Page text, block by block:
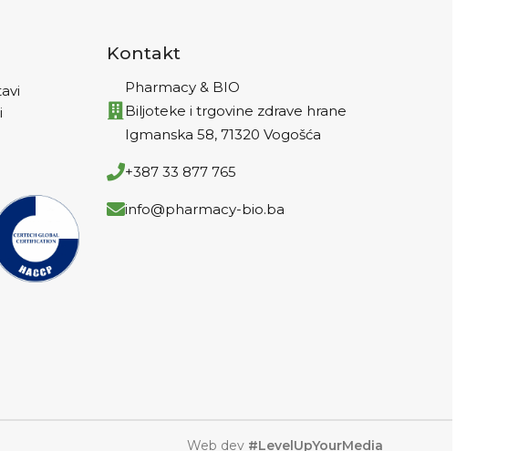
Kontakt
Pharmacy & BIO
Biljoteke i trgovine zdrave hrane
Igmanska 58, 71320 Vogošća
+387 33 877 765
info@pharmacy-bio.ba
Web dev #LevelUpYourMedia